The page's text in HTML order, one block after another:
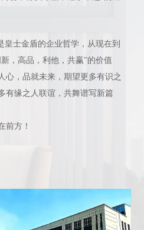
士金盾的企业哲学，从现在到
，高品，利他，共赢”的价值
心，品就未来，期望更多有识之
有缘之人联谊，共舞谱写新篇
方！